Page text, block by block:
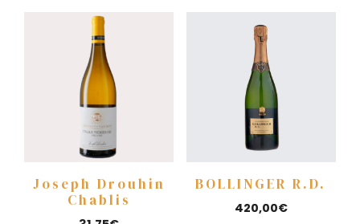
Joseph Drouhin
Chablis
BOLLINGER R.D.
420,00€